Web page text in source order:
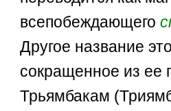
всепобеждающего
Другое название
сокращенное из ее
Трьямбакам